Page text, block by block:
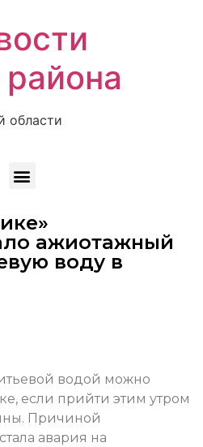
области
ажиотажный
воду в
водой можно
если прийти этим утром
Причиной
авария на